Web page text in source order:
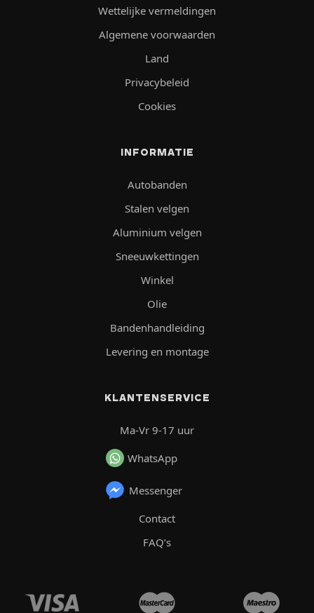
Wettelijke vermeldingen
Algemene voorwaarden
Land
Privacybeleid
Cookies
INFORMATIE
Autobanden
Stalen velgen
Aluminium velgen
Sneeuwkettingen
Winkel
Olie
Bandenhandleiding
Levering en montage
KLANTENSERVICE
Ma-Vr 9-17 uur
WhatsApp
Messenger
Contact
FAQ’s